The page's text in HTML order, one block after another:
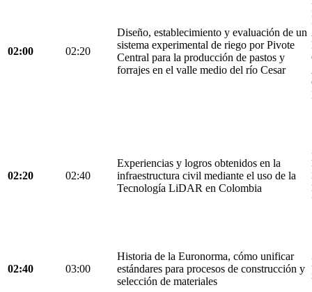
02:00 02:20
Diseño, establecimiento y evaluación de un
sistema experimental de riego por Pivote
Central para la producción de pastos y
forrajes en el valle medio del río Cesar
02:20 02:40
Experiencias y logros obtenidos en la
infraestructura civil mediante el uso de la
Tecnología LiDAR en Colombia
02:40 03:00
Historia de la Euronorma, cómo unificar
estándares para procesos de construcción y
selección de materiales